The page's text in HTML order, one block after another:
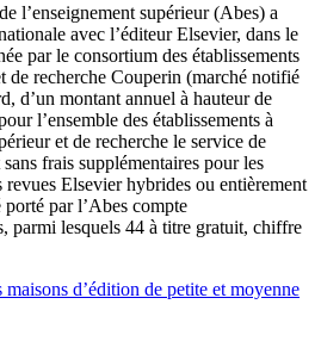
l’enseignement supérieur (Abes) a
avec l’éditeur Elsevier, dans le
par le consortium des établissements
de recherche Couperin (marché notifié
d’un montant annuel à hauteur de
l’ensemble des établissements à
et de recherche le service de
frais supplémentaires pour les
revues Elsevier hybrides ou entièrement
par l’Abes compte
parmi lesquels 44 à titre gratuit, chiffre